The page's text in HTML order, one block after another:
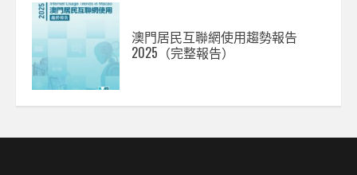
澳門居民互聯網使用趨勢報告
2025（完整報告）